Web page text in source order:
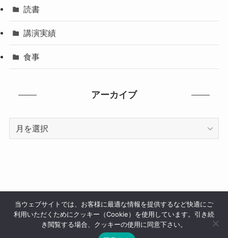
読書
講演実績
食事
アーカイブ
サイトマップ メディア掲載 講演実績 お問い合わせ
当ウェブサイトでは、お客様に最適な情報を提供するなど快適にご
利用いただくためにクッキー（Cookie）を使用しています。引き続
き閲覧する場合、クッキーの使用に同意下さい。